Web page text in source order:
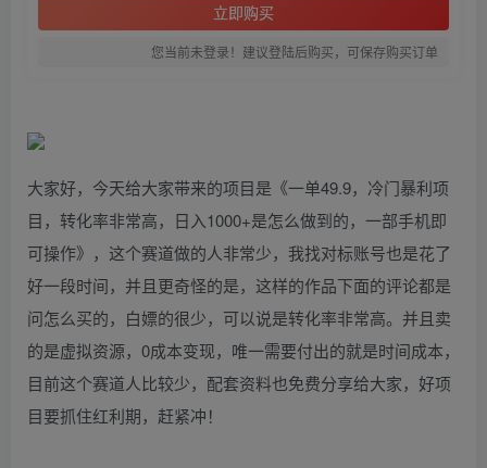
立即购买
您当前未登录！建议登陆后购买，可保存购买订单
大家好，今天给大家带来的项目是《一单49.9，冷门暴利项
目，转化率非常高，日入1000+是怎么做到的，一部手机即
可操作》，这个赛道做的人非常少，我找对标账号也是花了
好一段时间，并且更奇怪的是，这样的作品下面的评论都是
问怎么买的，白嫖的很少，可以说是转化率非常高。并且卖
的是虚拟资源，0成本变现，唯一需要付出的就是时间成本，
目前这个赛道人比较少，配套资料也免费分享给大家，好项
目要抓住红利期，赶紧冲！